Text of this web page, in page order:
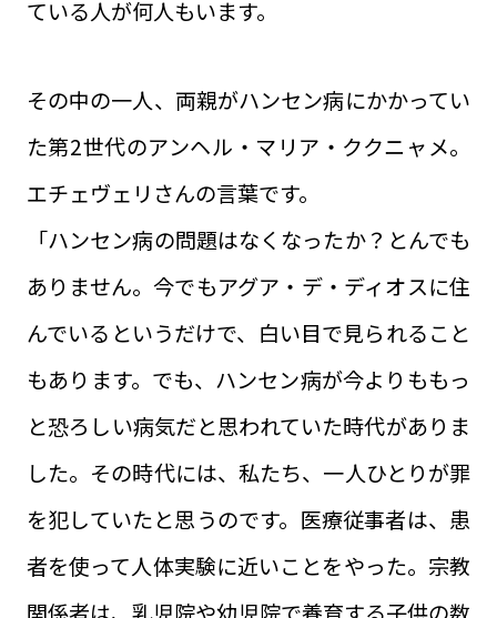
ている人が何人もいます。
その中の一人、両親がハンセン病にかかってい
た第2世代のアンヘル・マリア・ククニャメ。
エチェヴェリさんの言葉です。
「ハンセン病の問題はなくなったか？とんでも
ありません。今でもアグア・デ・ディオスに住
んでいるというだけで、白い目で見られること
もあります。でも、ハンセン病が今よりももっ
と恐ろしい病気だと思われていた時代がありま
した。その時代には、私たち、一人ひとりが罪
を犯していたと思うのです。医療従事者は、患
者を使って人体実験に近いことをやった。宗教